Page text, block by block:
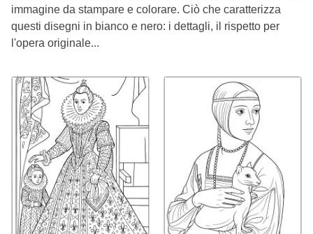
immagine da stampare e colorare. Ciò che caratterizza
questi disegni in bianco e nero: i dettagli, il rispetto per
l'opera originale...